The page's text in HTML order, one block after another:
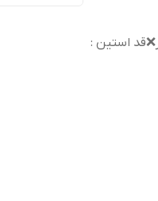
سانتر❌شانه:۴۵ سانتر❌قد استین :